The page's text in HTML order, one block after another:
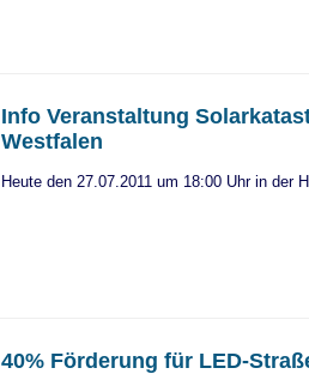
Info Veranstaltung
Westfalen
Heute den 27.07.2011 um 18:00 Uhr in der
40% Förderung für LED-